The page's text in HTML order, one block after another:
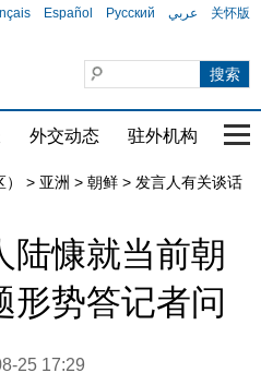
Español Русский عربي 关怀版
外交动态 驻外机构 国
> 亚洲 > 朝鲜 > 发言人有关谈话
陆慷就当前朝
形势答记者问
25 17:29